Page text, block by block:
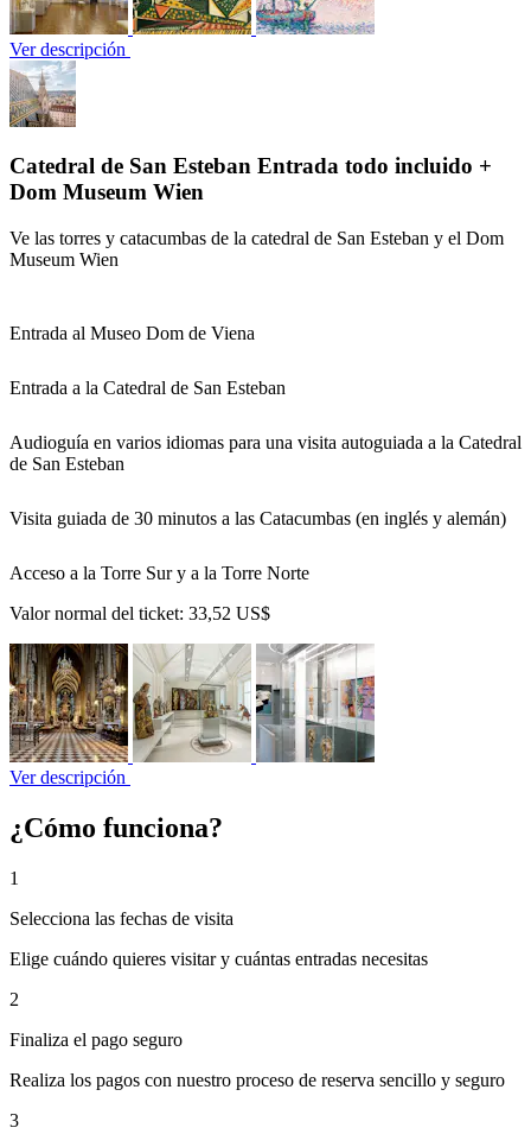
Ver descripción
Catedral de San Esteban Entrada todo incluido +
Dom Museum Wien
Ve las torres y catacumbas de la catedral de San Esteban y el Dom
Museum Wien
Entrada al Museo Dom de Viena
Entrada a la Catedral de San Esteban
Audioguía en varios idiomas para una visita autoguiada a la Catedral
de San Esteban
Visita guiada de 30 minutos a las Catacumbas (en inglés y alemán)
Acceso a la Torre Sur y a la Torre Norte
Valor normal del ticket: 33,52 US$
Ver descripción
¿Cómo funciona?
1
Selecciona las fechas de visita
Elige cuándo quieres visitar y cuántas entradas necesitas
2
Finaliza el pago seguro
Realiza los pagos con nuestro proceso de reserva sencillo y seguro
3